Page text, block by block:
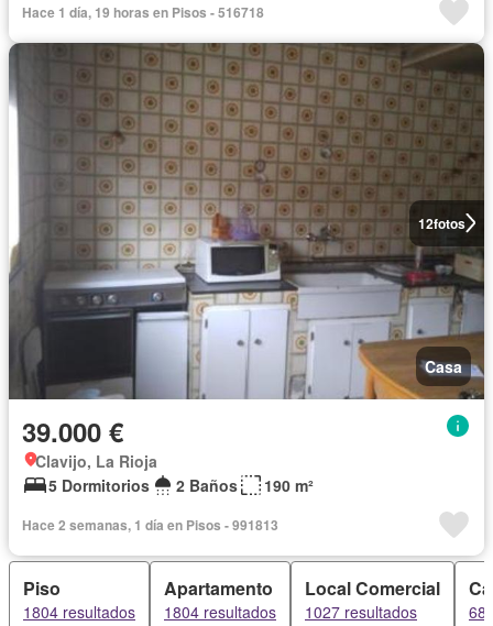
Hace 1 día, 19 horas en Pisos - 516718
12fotos
Casa
39.000 €
Clavijo, La Rioja
5 Dormitorios
2 Baños 190 m²
Hace 2 semanas, 1 día en Pisos - 991813
Piso
1804 resultados
Apartamento
1804 resultados
Local Comercial
1027 resultados